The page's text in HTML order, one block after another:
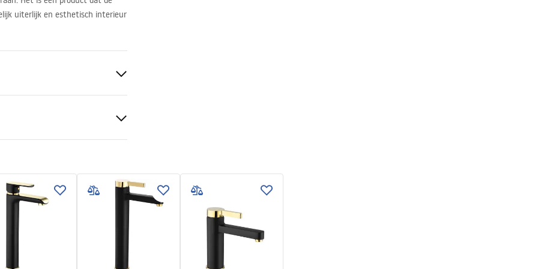
uiterlijk en esthetisch interieur
Goud